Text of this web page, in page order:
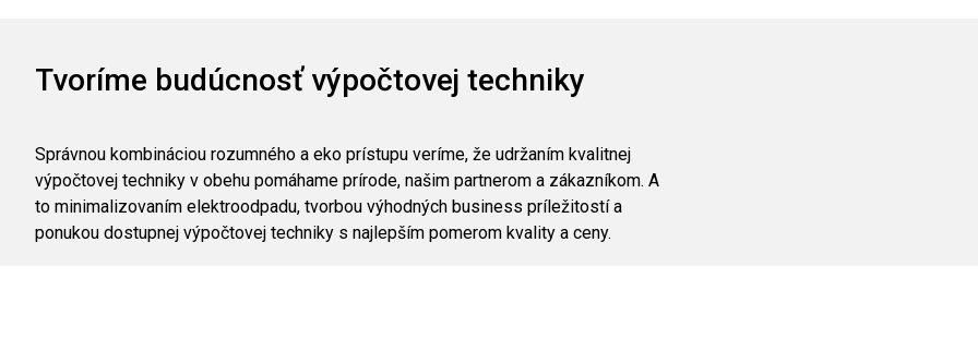
Tvoríme budúcnosť výpočtovej techniky
Správnou kombináciou rozumného a eko prístupu veríme, že udržaním kvalitnej
výpočtovej techniky v obehu pomáhame prírode, našim partnerom a zákazníkom. A
to minimalizovaním elektroodpadu, tvorbou výhodných business príležitostí a
ponukou dostupnej výpočtovej techniky s najlepším pomerom kvality a ceny.